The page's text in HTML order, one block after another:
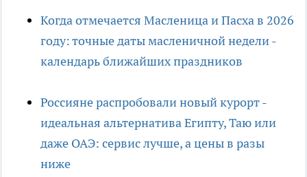
Когда отмечается Масленица и Пасха в 2026
году: точные даты масленичной недели -
календарь ближайших праздников
Россияне распробовали новый курорт -
идеальная альтернатива Египту, Таю или
даже ОАЭ: сервис лучше, а цены в разы
ниже